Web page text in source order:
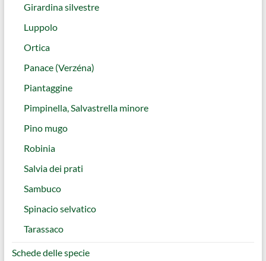
Girardina silvestre
Luppolo
Ortica
Panace (Verzéna)
Piantaggine
Pimpinella, Salvastrella minore
Pino mugo
Robinia
Salvia dei prati
Sambuco
Spinacio selvatico
Tarassaco
Schede delle specie